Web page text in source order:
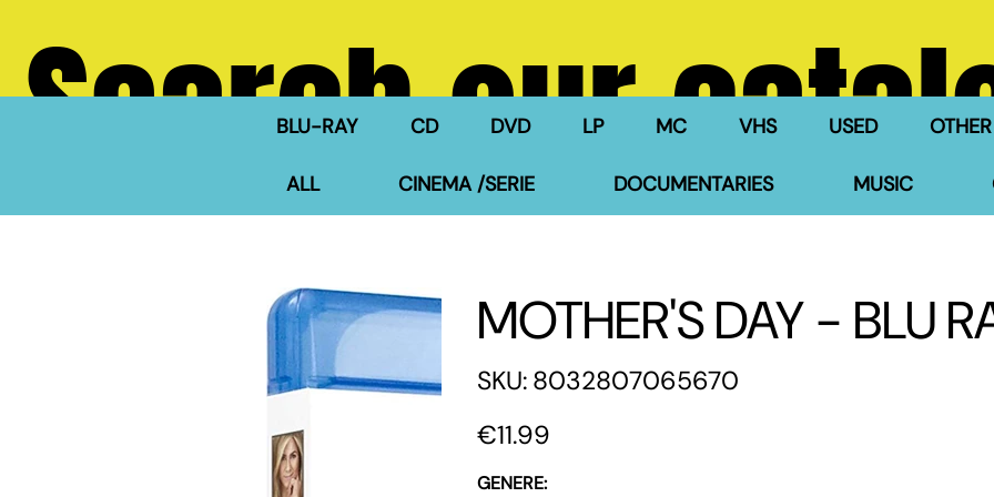
BLU-RAY CD DVD LP MC VHS USED OTHER
ALL CINEMA /SERIE DOCUMENTARIES MUSIC
Search our
MOTHER'S DAY - BLU
SKU:
SKU
8032807065670
8032807065670
€11.99
GENERE: